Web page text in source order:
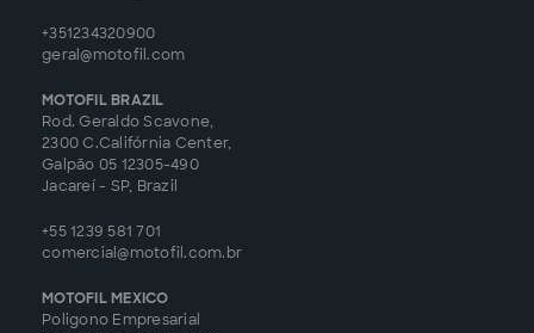
+351234320900
geral@motofil.com
MOTOFIL BRAZIL
Rod. Geraldo Scavone,
2300 C.Califórnia Center,
Galpão 05 12305-490
Jacareí - SP, Brazil
+55 1239 581 701
comercial@motofil.com.br
MOTOFIL MEXICO
Poligono Empresarial